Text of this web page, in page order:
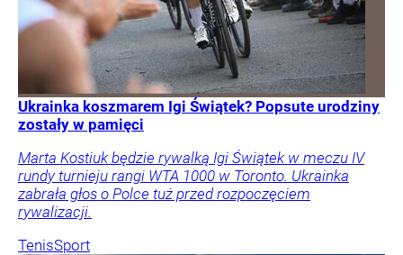
Ukrainka koszmarem Igi Świątek? Popsute urodziny
zostały w pamięci
Marta Kostiuk będzie rywalką Igi Świątek w meczu IV
rundy turnieju rangi WTA 1000 w Toronto. Ukrainka
zabrała głos o Polce tuż przed rozpoczęciem
rywalizacji.
TenisSport